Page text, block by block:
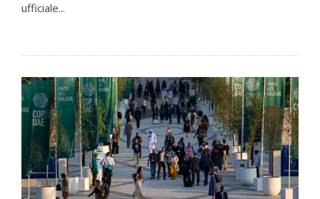
ufficiale...